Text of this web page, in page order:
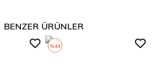
BENZER ÜRÜNLER
%44